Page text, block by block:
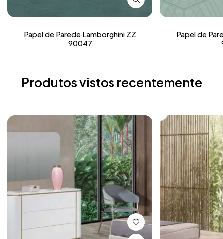
Papel de Parede Lamborghini ZZ
90047
Papel de
Produtos vistos recentemente